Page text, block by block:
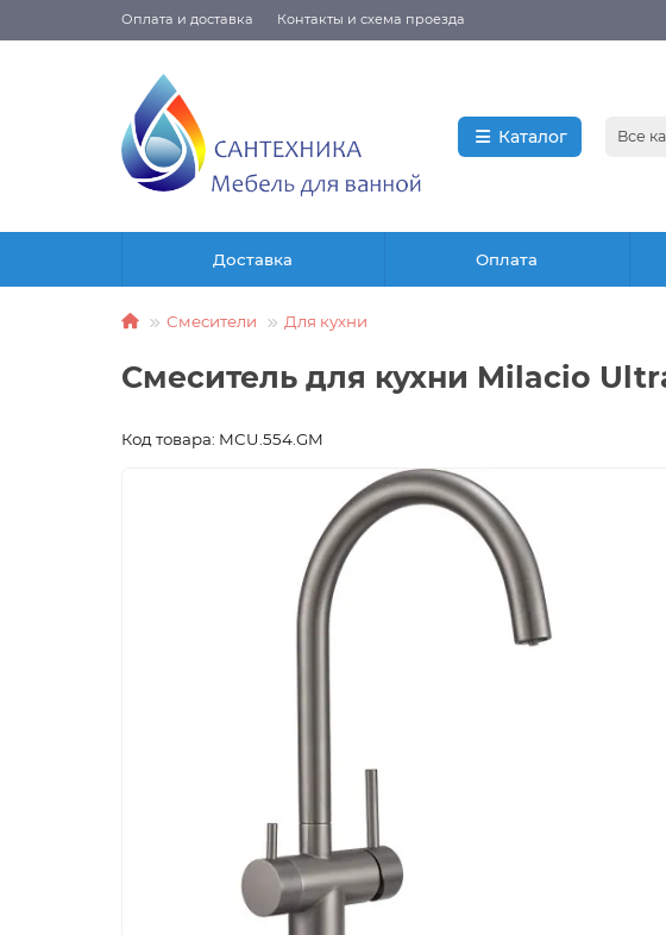
Оплата и доставка Контакты и схема проезда
Каталог Все
Доставка Оплата
Смесители Для кухни
Смеситель для кухни Milacio
Код товара: MCU.554.GM